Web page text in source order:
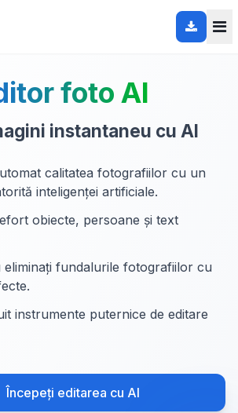
foto AI
instantaneu cu AI
calitatea fotografiilor cu un
inteligenței artificiale.
obiecte, persoane și text
eliminați fundalurile fotografiilor cu
instrumente puternice de editare
Începeți editarea cu AI